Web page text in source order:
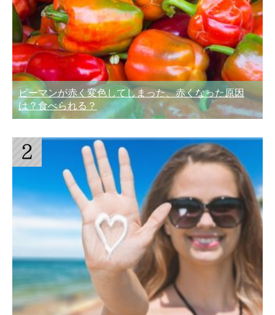
ピーマンが赤く変色してしまった、赤くなった原因
は？食べられる？